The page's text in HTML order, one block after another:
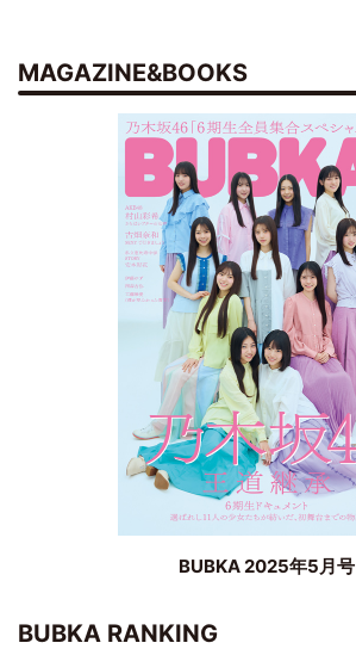
MAGAZINE&BOOKS
BUBKA 2025年5月号
BUBKA RANKING